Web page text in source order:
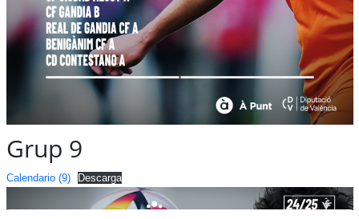
Grup 9
Calendario (9) Descarga